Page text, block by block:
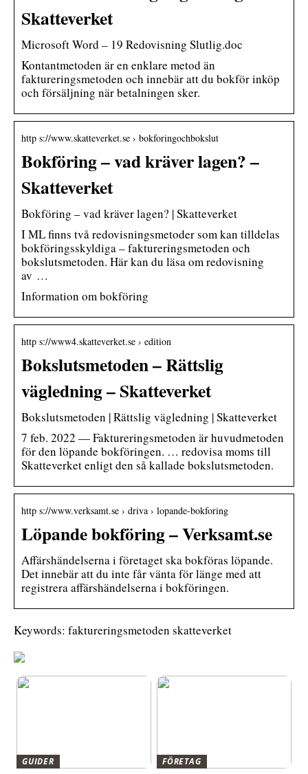
Skatteverket
Microsoft Word – 19 Redovisning Slutlig.doc
Kontantmetoden är en enklare metod än
faktureringsmetoden och innebär att du bokför inköp
och försäljning när betalningen sker.
http s://www.skatteverket.se › bokforingochbokslut
Bokföring – vad kräver lagen? –
Skatteverket
Bokföring – vad kräver lagen? | Skatteverket
I ML finns två redovisningsmetoder som kan tilldelas
bokföringsskyldiga – faktureringsmetoden och
bokslutsmetoden. Här kan du läsa om redovisning
av …
Information om bokföring
http s://www4.skatteverket.se › edition
Bokslutsmetoden – Rättslig
vägledning – Skatteverket
Bokslutsmetoden | Rättslig vägledning | Skatteverket
7 feb. 2022 — Faktureringsmetoden är huvudmetoden
för den löpande bokföringen. … redovisa moms till
Skatteverket enligt den så kallade bokslutsmetoden.
http s://www.verksamt.se › driva › lopande-bokforing
Löpande bokföring – Verksamt.se
Affärshändelserna i företaget ska bokföras löpande.
Det innebär att du inte får vänta för länge med att
registrera affärshändelserna i bokföringen.
Keywords: faktureringsmetoden skatteverket
GUIDER FÖRETAG